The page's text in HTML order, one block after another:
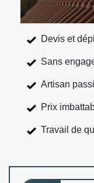
Devis et
Sans
Artisan
Prix
Travail de